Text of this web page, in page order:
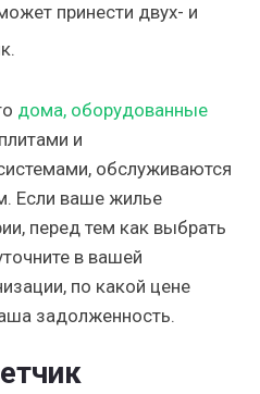
принести двух- и
дома, оборудованные
и
обслуживаются
Если ваше жилье
перед тем как выбрать
в вашей
по какой цене
задолженность.